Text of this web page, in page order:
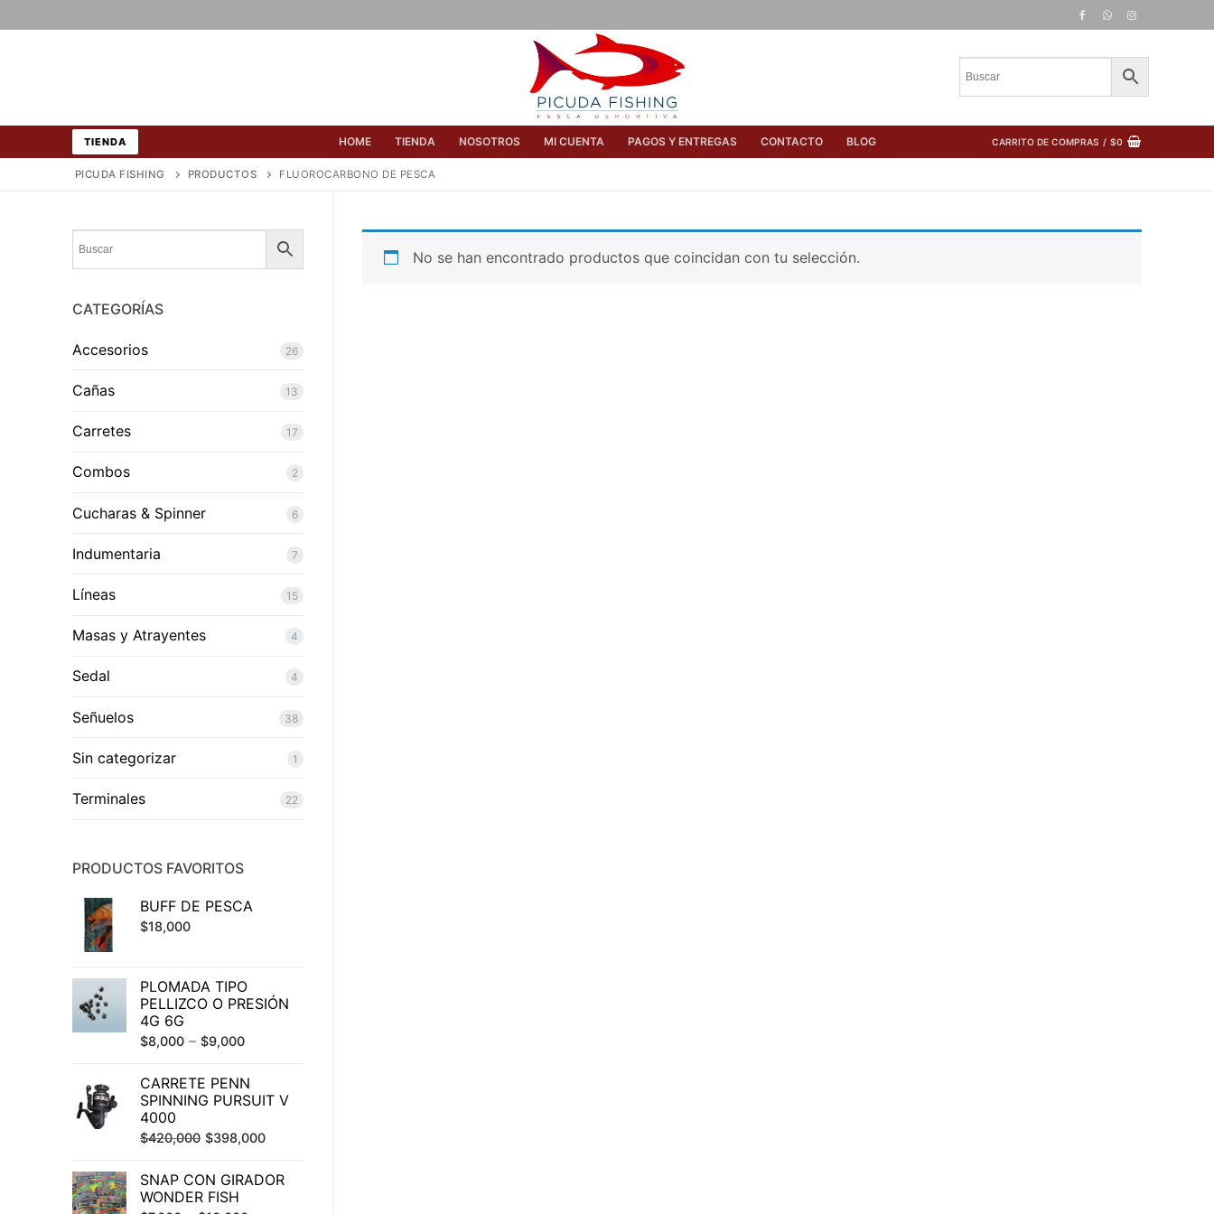
al
TIENDA HOME TIENDA NOSOTROS MI CUENTA PAGOS Y ENTREGAS CONTACTO BLOG CARRITO DE COMPRAS / $0
PICUDA FISHING PRODUCTOS FLUOROCARBONO DE PESCA
No se han encontrado productos que coincidan con tu selección.
CATEGORÍAS
Accesorios 26
Cañas 13
Carretes 17
Combos 2
Cucharas & Spinner 6
Indumentaria 7
Líneas 15
Masas y Atrayentes 4
Sedal 4
Señuelos 38
Sin categorizar 1
Terminales 22
PRODUCTOS FAVORITOS
BUFF DE PESCA
$18,000
PLOMADA TIPO
PELLIZCO O PRESIÓN
4G 6G
$8,000 – $9,000
CARRETE PENN
SPINNING PURSUIT V
4000
$420,000 El
original
era:
$398,000El
actual
SNAP CON GIRADOR
WONDER FISH